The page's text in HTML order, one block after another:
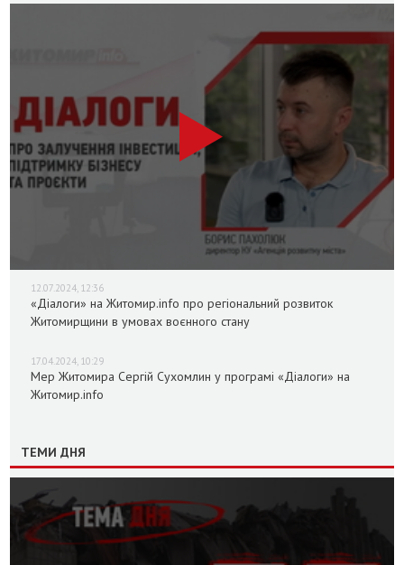
12.07.2024, 12:36
«Діалоги» на Житомир.info про регіональний розвиток
Житомирщини в умовах воєнного стану
17.04.2024, 10:29
Мер Житомира Сергій Сухомлин у програмі «Діалоги» на
Житомир.info
ТЕМИ ДНЯ